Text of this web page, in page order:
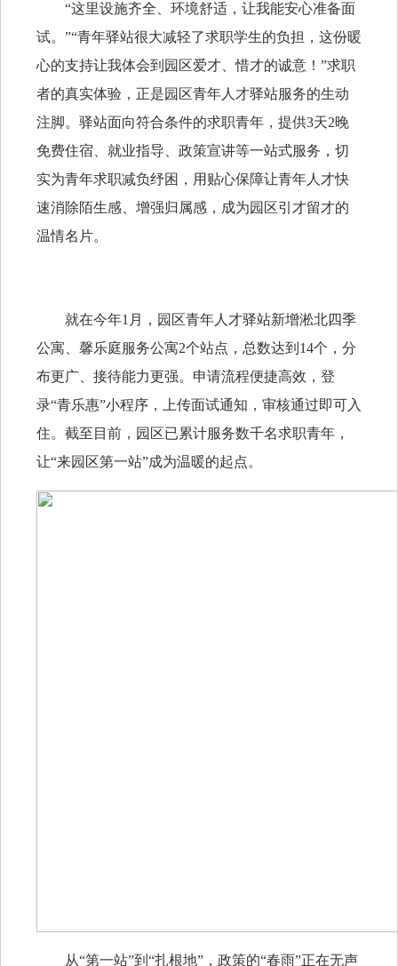
“这里设施齐全、环境舒适，让我能安心准备面
试。”“青年驿站很大减轻了求职学生的负担，这份暖
心的支持让我体会到园区爱才、惜才的诚意！”求职
者的真实体验，正是园区青年人才驿站服务的生动
注脚。驿站面向符合条件的求职青年，提供3天2晚
免费住宿、就业指导、政策宣讲等一站式服务，切
实为青年求职减负纾困，用贴心保障让青年人才快
速消除陌生感、增强归属感，成为园区引才留才的
温情名片。
就在今年1月，园区青年人才驿站新增淞北四季
公寓、馨乐庭服务公寓2个站点，总数达到14个，分
布更广、接待能力更强。申请流程便捷高效，登
录“青乐惠”小程序，上传面试通知，审核通过即可入
住。截至目前，园区已累计服务数千名求职青年，
让“来园区第一站”成为温暖的起点。
从“第一站”到“扎根地”，政策的“春雨”正在无声